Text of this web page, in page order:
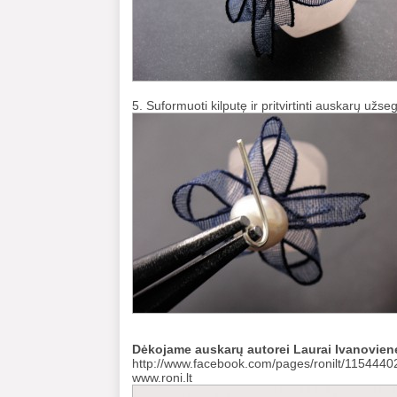
5. Suformuoti kilputę ir pritvirtinti auskarų
Dėkojame auskarų autorei Laurai
http://www.facebook.com/pages/ronilt/
www.roni.lt